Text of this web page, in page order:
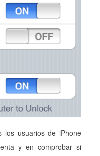
los usuarios de iPhone
y en comprobar si